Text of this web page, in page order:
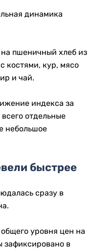
динамика
пшеничный хлеб из
костями, кур, мясо
и чай.
индекса за
отдельные
небольшое
быстрее
сразу в
уровня цен на
зафиксировано в